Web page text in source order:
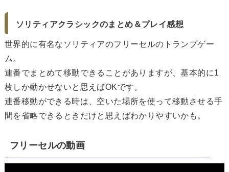
ソリティアクラシックのまとめ＆プレイ感想
世界的に有名なソリティアのフリーセルのトランプゲー
ム。
連番でまとめて移動できることがありますが、基本的に1
枚しか動かせないと思えばOKです。
連番移動ができる時は、空いた場所を使って移動させる手
間を省略できるときだけと思えばわかりやすいかも。
フリーセルの動画